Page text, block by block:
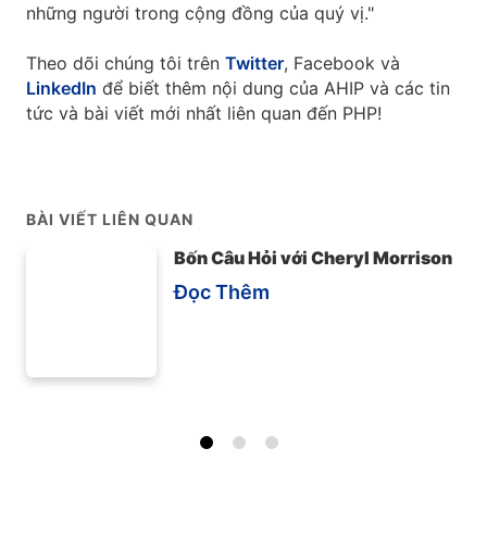
những người trong cộng đồng của quý vị."
Theo dõi chúng tôi trên Twitter, Facebook và
LinkedIn để biết thêm nội dung của AHIP và các tin
tức và bài viết mới nhất liên quan đến PHP!
BÀI VIẾT LIÊN QUAN
Bốn Câu Hỏi với Cheryl Morrison
Đọc Thêm